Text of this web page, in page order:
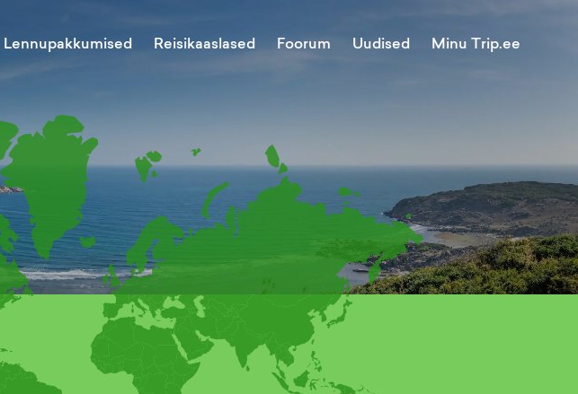
Lennupakkumised Reisikaaslased Foorum Uudised Minu Trip.ee